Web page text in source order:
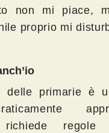
non mi piace,
proprio mi
delle primarie è
richiede